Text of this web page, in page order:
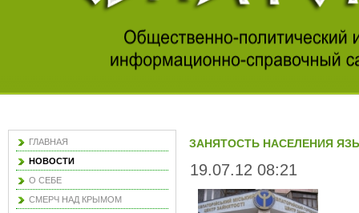
ГЛАВНАЯ
НОВОСТИ
О СЕБЕ
СМЕРЧ НАД КРЫМОМ
ЗАНЯТОСТЬ НАСЕЛЕНИЯ
19.07.12 08:21